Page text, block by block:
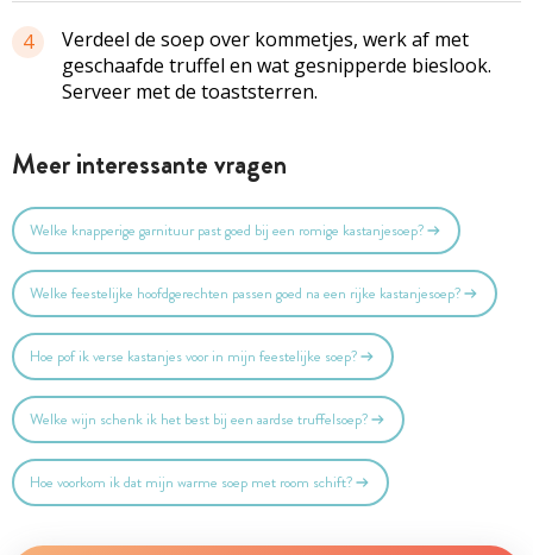
4
Verdeel de soep over kommetjes, werk af met
geschaafde truffel en wat gesnipperde bieslook.
Serveer met de toaststerren.
Meer interessante vragen
Welke knapperige garnituur past goed bij een romige kastanjesoep?
Welke feestelijke hoofdgerechten passen goed na een rijke kastanjesoep?
Hoe pof ik verse kastanjes voor in mijn feestelijke soep?
Welke wijn schenk ik het best bij een aardse truffelsoep?
Hoe voorkom ik dat mijn warme soep met room schift?